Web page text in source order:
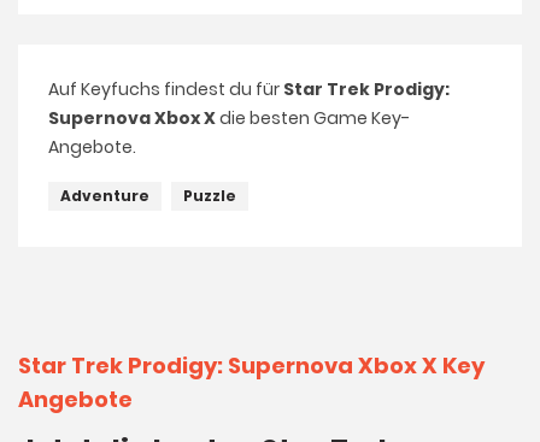
Auf Keyfuchs findest du für Star Trek Prodigy:
Supernova Xbox Xdie besten Game Key-
Angebote.
Adventure Puzzle
Star Trek Prodigy: Supernova Xbox X Key
Angebote